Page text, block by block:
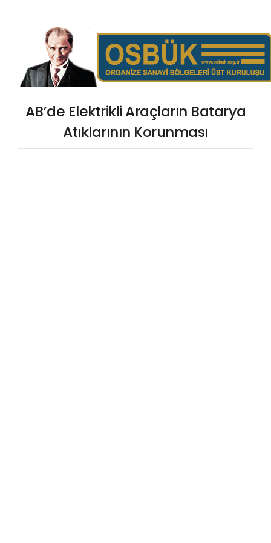
AB’de Elektrikli Araçların Batarya
Atıklarının Korunması